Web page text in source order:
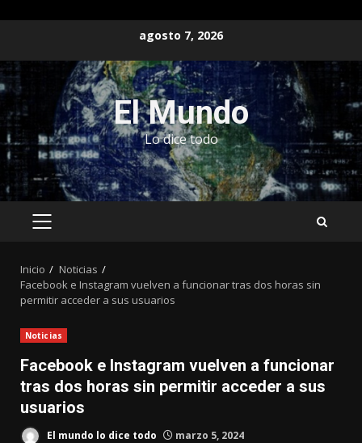
contenido
agosto 7, 2026
El Mundo
Lo dice todo
MENÚ
Inicio
Noticias
Facebook e Instagram vuelven a funcionar tras dos horas sin
permitir acceder a sus usuarios
Noticias
Facebook e Instagram vuelven a funcionar
tras dos horas sin permitir acceder a sus
usuarios
El mundo lo dice todo marzo 5, 2024